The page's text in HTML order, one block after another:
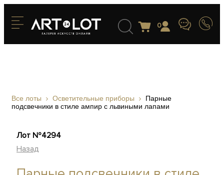
0
Все лоты Осветительные приборы
Парные
подсвечники в стиле ампир с львиными лапами
Лот №4294
Назад